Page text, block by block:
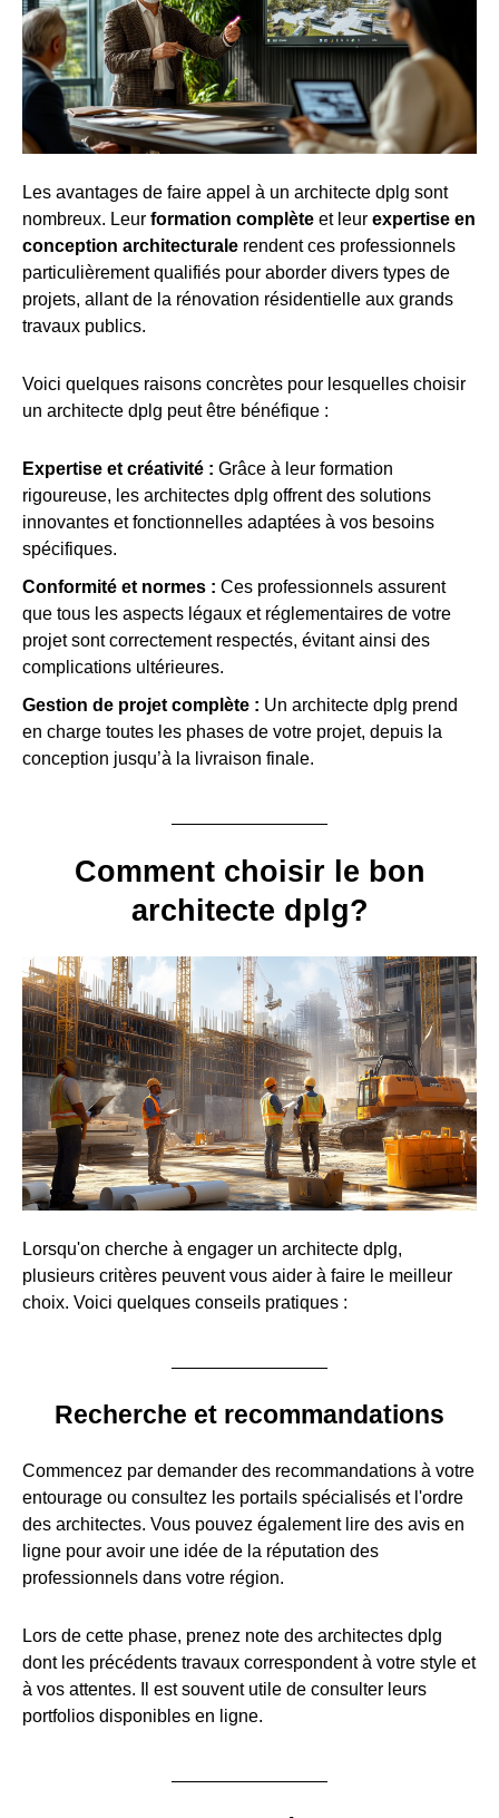
Les avantages de faire appel à un architecte dplg sont
nombreux. Leur formation complète et leur expertise en
conception architecturale rendent ces professionnels
particulièrement qualifiés pour aborder divers types de
projets, allant de la rénovation résidentielle aux grands
travaux publics.
Voici quelques raisons concrètes pour lesquelles choisir
un architecte dplg peut être bénéfique :
Expertise et créativité : Grâce à leur formation
rigoureuse, les architectes dplg offrent des solutions
innovantes et fonctionnelles adaptées à vos besoins
spécifiques.
Conformité et normes : Ces professionnels assurent
que tous les aspects légaux et réglementaires de votre
projet sont correctement respectés, évitant ainsi des
complications ultérieures.
Gestion de projet complète : Un architecte dplg prend
en charge toutes les phases de votre projet, depuis la
conception jusqu’à la livraison finale.
Comment choisir le bon
architecte dplg?
Lorsqu'on cherche à engager un architecte dplg,
plusieurs critères peuvent vous aider à faire le meilleur
choix. Voici quelques conseils pratiques :
Recherche et recommandations
Commencez par demander des recommandations à votre
entourage ou consultez les portails spécialisés et l'ordre
des architectes. Vous pouvez également lire des avis en
ligne pour avoir une idée de la réputation des
professionnels dans votre région.
Lors de cette phase, prenez note des architectes dplg
dont les précédents travaux correspondent à votre style et
à vos attentes. Il est souvent utile de consulter leurs
portfolios disponibles en ligne.